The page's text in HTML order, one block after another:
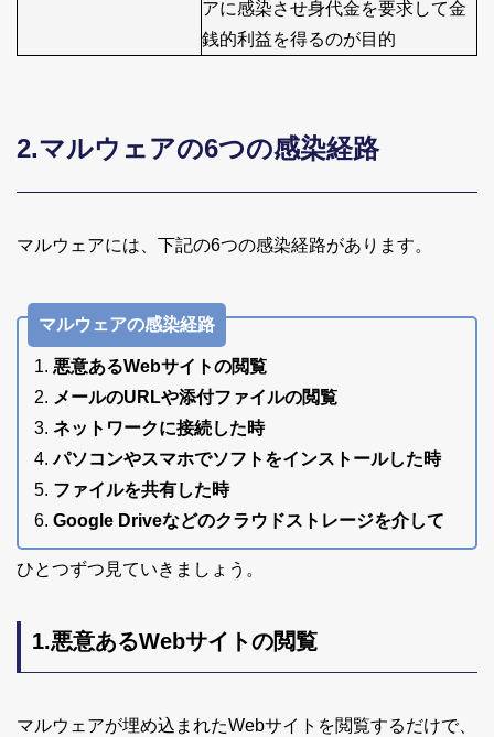
アに感染させ身代金を要求して金
銭的利益を得るのが目的
2.マルウェアの6つの感染経路
マルウェアには、下記の6つの感染経路があります。
マルウェアの感染経路
悪意あるWebサイトの閲覧
メールのURLや添付ファイルの閲覧
ネットワークに接続した時
パソコンやスマホでソフトをインストールした時
ファイルを共有した時
Google Driveなどのクラウドストレージを介して
ひとつずつ見ていきましょう。
1.悪意あるWebサイトの閲覧
マルウェアが埋め込まれたWebサイトを閲覧するだけで、